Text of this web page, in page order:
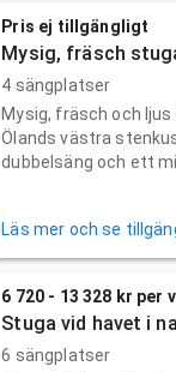
Pris ej tillgängligt
Mysig, fräsch
4 sängplatser
Mysig, fräsch och
Ölands västra
dubbelsäng och ett
Läs mer och se
6 720 - 13 328 kr per
Stuga vid havet i
6 sängplatser